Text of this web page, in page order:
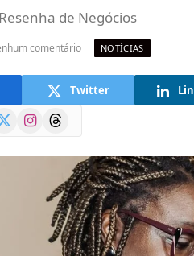
de Negócios
comentário NOTÍCIAS
Twitter
InstagramThreads